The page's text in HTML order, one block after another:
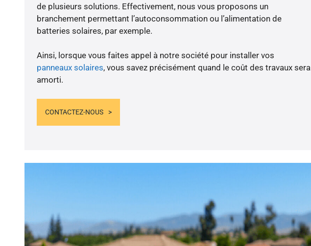
de plusieurs solutions. Effectivement, nous vous proposons un
branchement permettant l’autoconsommation ou l’alimentation de
batteries solaires, par exemple.
Ainsi, lorsque vous faites appel à notre société pour installer vos
panneaux solaires, vous savez précisément quand le coût des travaux sera
amorti.
CONTACTEZ-NOUS